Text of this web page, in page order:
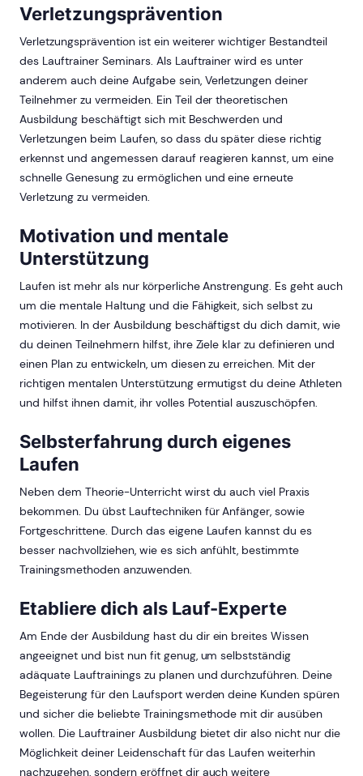
Verletzungsprävention
Verletzungsprävention ist ein weiterer wichtiger Bestandteil
des Lauftrainer Seminars. Als Lauftrainer wird es unter
anderem auch deine Aufgabe sein, Verletzungen deiner
Teilnehmer zu vermeiden. Ein Teil der theoretischen
Ausbildung beschäftigt sich mit Beschwerden und
Verletzungen beim Laufen, so dass du später diese richtig
erkennst und angemessen darauf reagieren kannst, um eine
schnelle Genesung zu ermöglichen und eine erneute
Verletzung zu vermeiden.
Motivation und mentale
Unterstützung
Laufen ist mehr als nur körperliche Anstrengung. Es geht auch
um die mentale Haltung und die Fähigkeit, sich selbst zu
motivieren. In der Ausbildung beschäftigst du dich damit, wie
du deinen Teilnehmern hilfst, ihre Ziele klar zu definieren und
einen Plan zu entwickeln, um diesen zu erreichen. Mit der
richtigen mentalen Unterstützung ermutigst du deine Athleten
und hilfst ihnen damit, ihr volles Potential auszuschöpfen.
Selbsterfahrung durch eigenes
Laufen
Neben dem Theorie-Unterricht wirst du auch viel Praxis
bekommen. Du übst Lauftechniken für Anfänger, sowie
Fortgeschrittene. Durch das eigene Laufen kannst du es
besser nachvollziehen, wie es sich anfühlt, bestimmte
Trainingsmethoden anzuwenden.
Etabliere dich als Lauf-Experte
Am Ende der Ausbildung hast du dir ein breites Wissen
angeeignet und bist nun fit genug, um selbstständig
adäquate Lauftrainings zu planen und durchzuführen. Deine
Begeisterung für den Laufsport werden deine Kunden spüren
und sicher die beliebte Trainingsmethode mit dir ausüben
wollen. Die Lauftrainer Ausbildung bietet dir also nicht nur die
Möglichkeit deiner Leidenschaft für das Laufen weiterhin
nachzugehen, sondern eröffnet dir auch weitere